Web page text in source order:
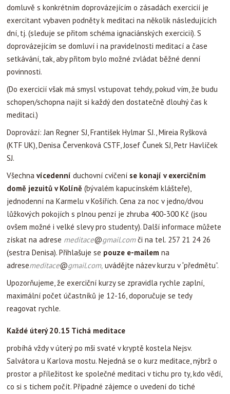
domluvě s konkrétním doprovázejícím o zásadách exercicií je
exercitant vybaven podněty k meditaci na několik následujících
dní, tj. (sleduje se přitom schéma ignaciánských exercicií). S
doprovázejícím se domluví i na pravidelnosti meditací a čase
setkávání, tak, aby přitom bylo možné zvládat běžné denní
povinnosti.
(Do exercicií však má smysl vstupovat tehdy, pokud vím, že budu
schopen/schopna najít si každý den dostatečně dlouhý čas k
meditaci.)
Doprovází: Jan Regner SJ, František Hylmar SJ., Mireia Ryšková
(KTF UK), Denisa Červenková CSTF, Josef Čunek SJ, Petr Havlíček
SJ.
Všechna vícedenní duchovní cvičení se konají v exercičním
domě jezuitů v Kolíně (bývalém kapucínském klášteře),
jednodenní na Karmelu v Košířích. Cena za noc v jedno/dvou
lůžkových pokojích s plnou penzí je zhruba 400-300 Kč (jsou
ovšem možné i velké slevy pro studenty). Další informace můžete
získat na adrese meditace@gmail.comči na tel. 257 21 24 26
(sestra Denisa). Přihlašuje se pouze e-mailem na
adresemeditace@gmail.com, uvádějte název kurzu v “předmětu”.
Upozorňujeme, že exerciční kurzy se zpravidla rychle zaplní,
maximální počet účastníků je 12-16, doporučuje se tedy
reagovat rychle.
Každé úterý 20.15 Tichá meditace
probíhá vždy v úterý po mši svaté v kryptě kostela Nejsv.
Salvátora u Karlova mostu. Nejedná se o kurz meditace, nýbrž o
prostor a příležitost ke společné meditaci v tichu pro ty, kdo vědí,
co si s tichem počít. Případné zájemce o uvedení do tiché